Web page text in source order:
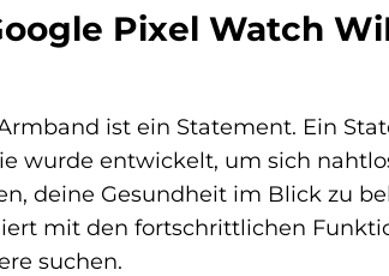
Pixel Watch
ist ein Statement. Ein
wurde entwickelt, um sich
deine Gesundheit im Blick zu
mit den fortschrittlichen
suchen.